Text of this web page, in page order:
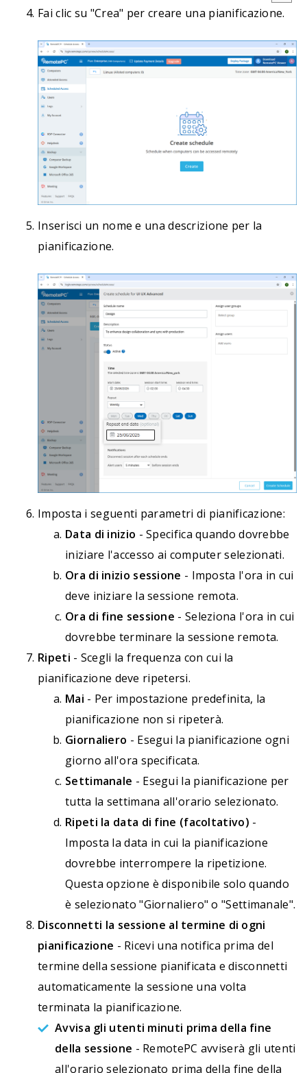
Fai clic su "Crea" per creare una pianificazione.
Inserisci un nome e una descrizione per la
pianificazione.
Imposta i seguenti parametri di pianificazione:
Data di inizio - Specifica quando dovrebbe
iniziare l'accesso ai computer selezionati.
Ora di inizio sessione - Imposta l'ora in cui
deve iniziare la sessione remota.
Ora di fine sessione - Seleziona l'ora in cui
dovrebbe terminare la sessione remota.
Ripeti - Scegli la frequenza con cui la
pianificazione deve ripetersi.
Mai - Per impostazione predefinita, la
pianificazione non si ripeterà.
Giornaliero - Esegui la pianificazione ogni
giorno all'ora specificata.
Settimanale - Esegui la pianificazione per
tutta la settimana all'orario selezionato.
Ripeti la data di fine (facoltativo) -
Imposta la data in cui la pianificazione
dovrebbe interrompere la ripetizione.
Questa opzione è disponibile solo quando
è selezionato "Giornaliero" o "Settimanale".
Disconnetti la sessione al termine di ogni
pianificazione - Ricevi una notifica prima del
termine della sessione pianificata e disconnetti
automaticamente la sessione una volta
terminata la pianificazione.
Avvisa gli utenti minuti prima della fine
della sessione - RemotePC avviserà gli utenti
all'orario selezionato prima della fine della